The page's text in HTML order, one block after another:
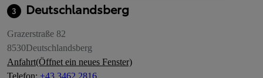
3 Deutschlandsberg
Grazerstraße 82
8530Deutschlandsberg
Anfahrt(Öffnet ein neues Fenster)
Telefon: +43 3462 2816